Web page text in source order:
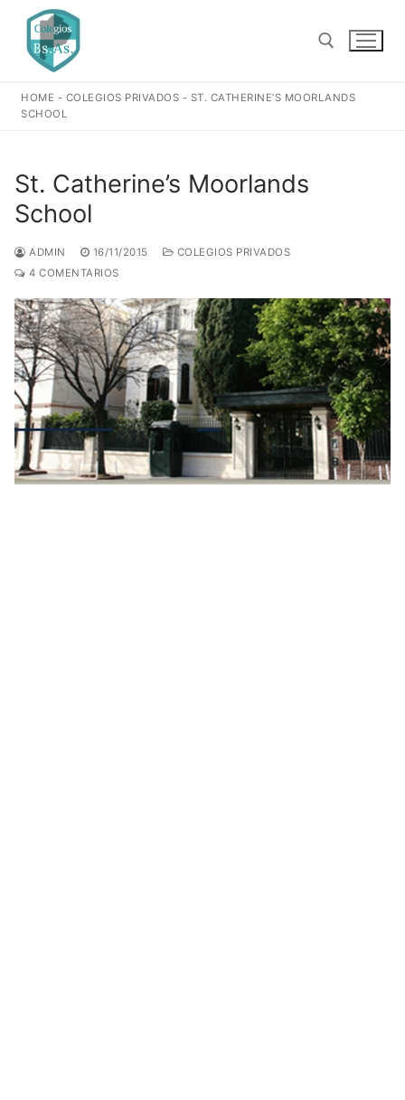
contenido
HOME - COLEGIOS PRIVADOS - ST. CATHERINE’S MOORLANDS
SCHOOL
St. Catherine’s Moorlands
School
ADMIN 16/11/2015
COLEGIOS PRIVADOS
4 COMENTARIOS